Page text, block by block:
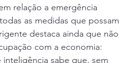
relação a emergência
as medidas que possam
destaca ainda que não
com a economia:
sabe que, sem